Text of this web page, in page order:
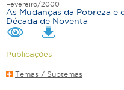
Fevereiro/2000
As Mudanças da Pobreza e
Década de Noventa
Publicações
Temas / Subtemas